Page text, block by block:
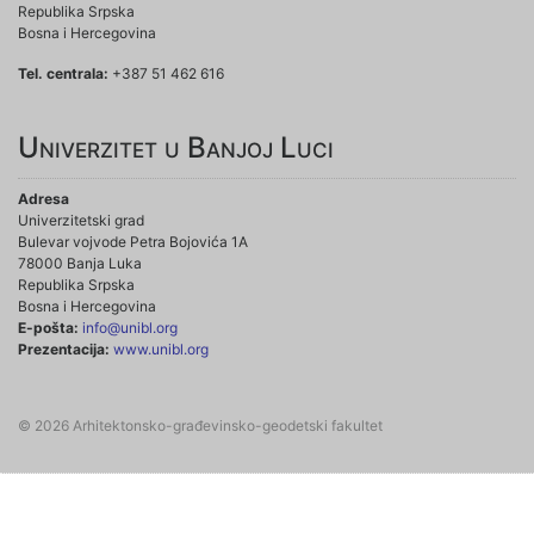
Republika Srpska
Bosna i Hercegovina
Tel. centrala: +387 51 462 616
Univerzitet u Banjoj Luci
Adresa
Univerzitetski grad
Bulevar vojvode Petra Bojovića 1A
78000 Banja Luka
Republika Srpska
Bosna i Hercegovina
E-pošta: info@unibl.org
Prezentacija: www.unibl.org
© 2026 Arhitektonsko-građevinsko-geodetski fakultet